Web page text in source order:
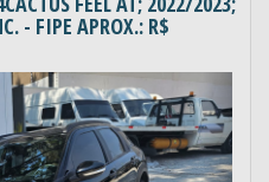
- FIPE APROX.: R$